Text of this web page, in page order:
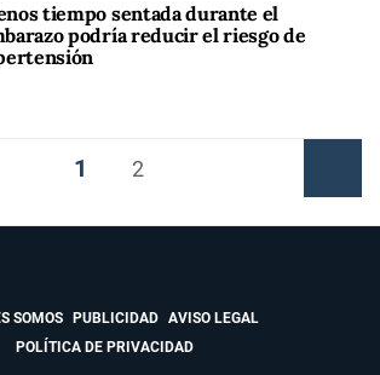
tiempo sentada durante el
podría reducir el riesgo de
1 2
SOMOS PUBLICIDAD
AVISO LEGAL
POLÍTICA DE PRIVACIDAD